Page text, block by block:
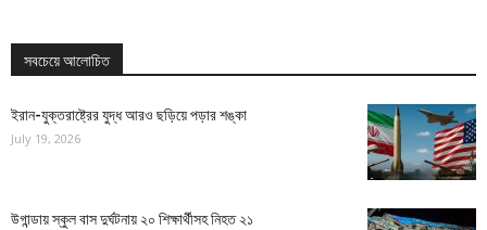
সবচেয়ে আলোচিত
ইরান-যুক্তরাষ্ট্রের যুদ্ধ আরও ছড়িয়ে পড়ার শঙ্কা
July 19, 2026
উগান্ডায় স্কুল বাস দুর্ঘটনায় ২০ শিক্ষার্থীসহ নিহত ২১